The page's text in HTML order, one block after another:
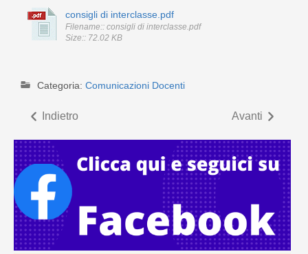
consigli di interclasse.pdf
Filename:: consigli di interclasse.pdf
Size:: 72.02 KB
Categoria: Comunicazioni Docenti
Indietro Avanti